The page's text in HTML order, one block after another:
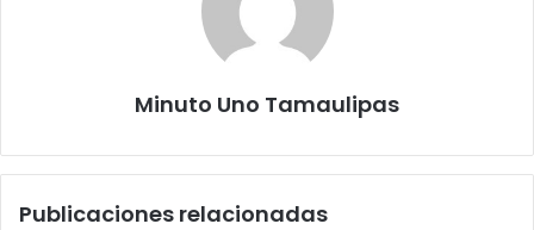
Minuto Uno Tamaulipas
Publicaciones relacionadas